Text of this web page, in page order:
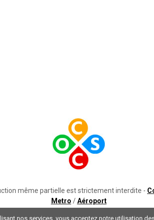
même partielle est strictement interdite -
Metro /Aéroport
nos services, vous acceptez notre utilisation